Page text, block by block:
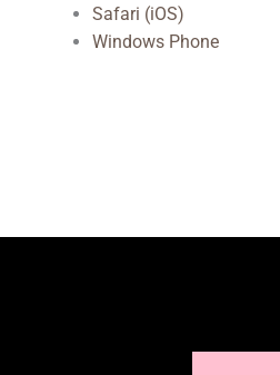
Safari (iOS)
Windows Phone